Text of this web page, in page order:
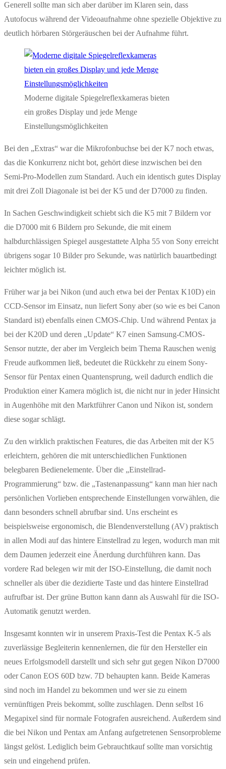
Generell sollte man sich aber darüber im Klaren sein, dass
Autofocus während der Videoaufnahme ohne spezielle Objektive zu
deutlich hörbaren Störgeräuschen bei der Aufnahme führt.
Moderne digitale Spiegelreflexkameras bieten
ein großes Display und jede Menge
Einstellungsmöglichkeiten
Bei den „Extras“ war die Mikrofonbuchse bei der K7 noch etwas,
das die Konkurrenz nicht bot, gehört diese inzwischen bei den
Semi-Pro-Modellen zum Standard. Auch ein identisch gutes Display
mit drei Zoll Diagonale ist bei der K5 und der D7000 zu finden.
In Sachen Geschwindigkeit schiebt sich die K5 mit 7 Bildern vor
die D7000 mit 6 Bildern pro Sekunde, die mit einem
halbdurchlässigen Spiegel ausgestattete Alpha 55 von Sony erreicht
übrigens sogar 10 Bilder pro Sekunde, was natürlich bauartbedingt
leichter möglich ist.
Früher war ja bei Nikon (und auch etwa bei der Pentax K10D) ein
CCD-Sensor im Einsatz, nun liefert Sony aber (so wie es bei Canon
Standard ist) ebenfalls einen CMOS-Chip. Und während Pentax ja
bei der K20D und deren „Update“ K7 einen Samsung-CMOS-
Sensor nutzte, der aber im Vergleich beim Thema Rauschen wenig
Freude aufkommen ließ, bedeutet die Rückkehr zu einem Sony-
Sensor für Pentax einen Quantensprung, weil dadurch endlich die
Produktion einer Kamera möglich ist, die nicht nur in jeder Hinsicht
in Augenhöhe mit den Marktführer Canon und Nikon ist, sondern
diese sogar schlägt.
Zu den wirklich praktischen Features, die das Arbeiten mit der K5
erleichtern, gehören die mit unterschiedlichen Funktionen
belegbaren Bedienelemente. Über die „Einstellrad-
Programmierung“ bzw. die „Tastenanpassung“ kann man hier nach
persönlichen Vorlieben entsprechende Einstellungen vorwählen, die
dann besonders schnell abrufbar sind. Uns erscheint es
beispielsweise ergonomisch, die Blendenverstellung (AV) praktisch
in allen Modi auf das hintere Einstellrad zu legen, wodurch man mit
dem Daumen jederzeit eine Änerdung durchführen kann. Das
vordere Rad belegen wir mit der ISO-Einstellung, die damit noch
schneller als über die dezidierte Taste und das hintere Einstellrad
aufrufbar ist. Der grüne Button kann dann als Auswahl für die ISO-
Automatik genutzt werden.
Insgesamt konnten wir in unserem Praxis-Test die Pentax K-5 als
zuverlässige Begleiterin kennenlernen, die für den Hersteller ein
neues Erfolgsmodell darstellt und sich sehr gut gegen Nikon D7000
oder Canon EOS 60D bzw. 7D behaupten kann. Beide Kameras
sind noch im Handel zu bekommen und wer sie zu einem
vernünftigen Preis bekommt, sollte zuschlagen. Denn selbst 16
Megapixel sind für normale Fotografen ausreichend. Außerdem sind
die bei Nikon und Pentax am Anfang aufgetretenen Sensorprobleme
längst gelöst. Lediglich beim Gebrauchtkauf sollte man vorsichtig
sein und eingehend prüfen.